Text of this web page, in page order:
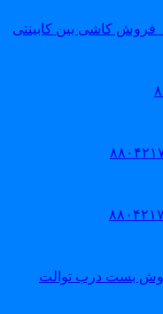
بست درب توالت